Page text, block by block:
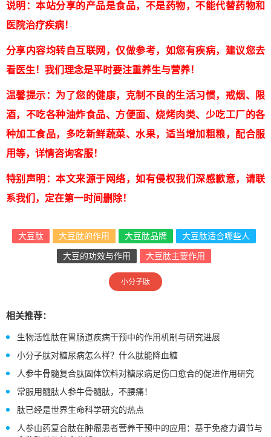
说明：本站分享的产品是食品，不是药物，不能代替药物和
医院治疗疾病！
分享内容均转自互联网，仅做参考，如您有疾病，建议您去
看医生！我们理念是平时要注重养生与营养！
温馨提示：为了您的健康，克制不良的生活习惯，戒烟、限
酒，不吃各种油炸食品、方便面、烧烤肉类、少吃工厂的各
种加工食品，多吃新鲜蔬菜、水果，适当增加粗粮，配合服
用等，详情咨询客服！
特别声明：本文来源于网络，如有侵权我们深感歉意，请联
系我们，定在第一时间删除！
大豆肽 大豆肽的作用 大豆肽品牌
大豆肽适合哪些人
大豆的功效与作用
大豆肽主要作用
小分子肽
相关推荐：
生物活性肽在胃肠道疾病干预中的作用机制与研究进展
小分子肽对糖尿病怎么样？什么肽能降血糖
人参牛骨髓复合肽固体饮料对糖尿病足伤口愈合的促进作用研究
常服用髓肽人参牛骨髓肽，不腰痛！
肽已经是世界生命科学研究的热点
人参山药复合肽在肿瘤患者营养干预中的应用：基于免疫力调节与